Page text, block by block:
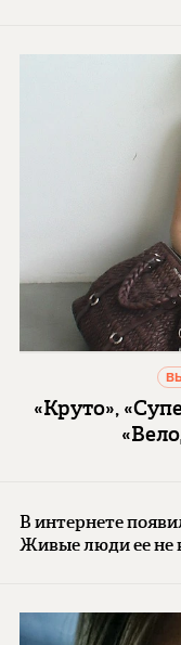
«Круто»,
В интернете
Живые люди ее не